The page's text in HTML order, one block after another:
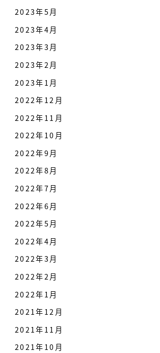
2023年5月
2023年4月
2023年3月
2023年2月
2023年1月
2022年12月
2022年11月
2022年10月
2022年9月
2022年8月
2022年7月
2022年6月
2022年5月
2022年4月
2022年3月
2022年2月
2022年1月
2021年12月
2021年11月
2021年10月